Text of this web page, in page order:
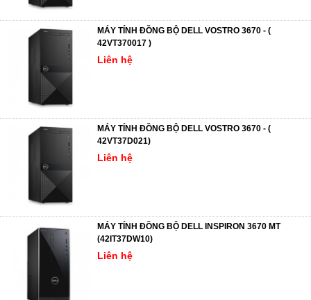
MÁY TÍNH ĐỒNG BỘ DELL VOSTRO 3670 - (
42VT370017 )
Liên hệ
MÁY TÍNH ĐỒNG BỘ DELL VOSTRO 3670 - (
42VT37D021)
Liên hệ
MÁY TÍNH ĐỒNG BỘ DELL INSPIRON 3670 MT
(42IT37DW10)
Liên hệ